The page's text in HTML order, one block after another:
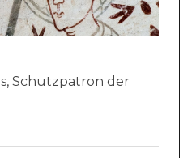
Schutzpatron der